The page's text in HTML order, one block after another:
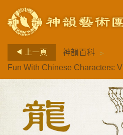
上一頁 神韻百科 >
Fun With Chinese Characters: VI